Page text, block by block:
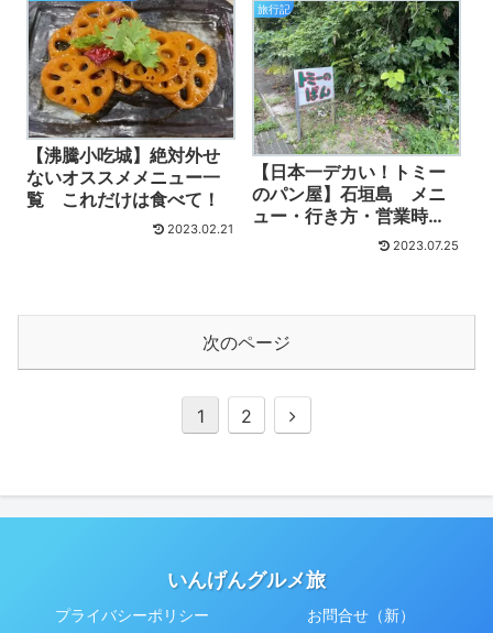
【沸騰小吃城】絶対外せ
ないオススメメニュー一
覧 これだけは食べて！
2023.02.21
旅行記
【日本一デカい！トミー
のパン屋】石垣島 メニ
ュー・行き方・営業時
2023.07.25
次のページ
1 2
次
いんげんグルメ旅
プライバシーポリシー お問合せ（新）